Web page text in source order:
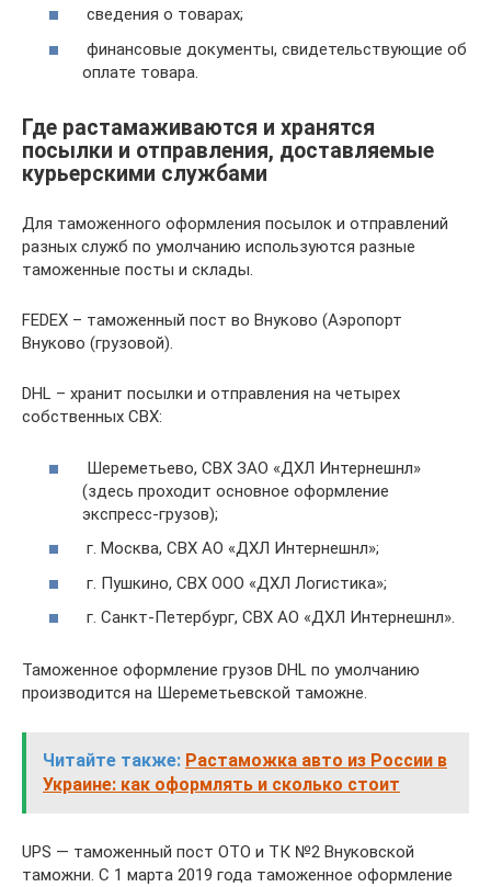
сведения о товарах;
финансовые документы, свидетельствующие об
оплате товара.
Где растамаживаются и хранятся
посылки и отправления, доставляемые
курьерскими службами
Для таможенного оформления посылок и отправлений
разных служб по умолчанию используются разные
таможенные посты и склады.
FEDEX – таможенный пост во Внуково (Аэропорт
Внуково (грузовой).
DHL – хранит посылки и отправления на четырех
собственных СВХ:
Шереметьево, СВХ ЗАО «ДХЛ Интернешнл»
(здесь проходит основное оформление
экспресс-грузов);
г. Москва, СВХ АО «ДХЛ Интернешнл»;
г. Пушкино, СВХ ООО «ДХЛ Логистика»;
г. Санкт-Петербург, СВХ АО «ДХЛ Интернешнл».
Таможенное оформление грузов DHL по умолчанию
производится на Шереметьевской таможне.
Читайте также: Растаможка авто из России в
Украине: как оформлять и сколько стоит
UPS — таможенный пост ОТО и ТК №2 Внуковской
таможни. С 1 марта 2019 года таможенное оформление